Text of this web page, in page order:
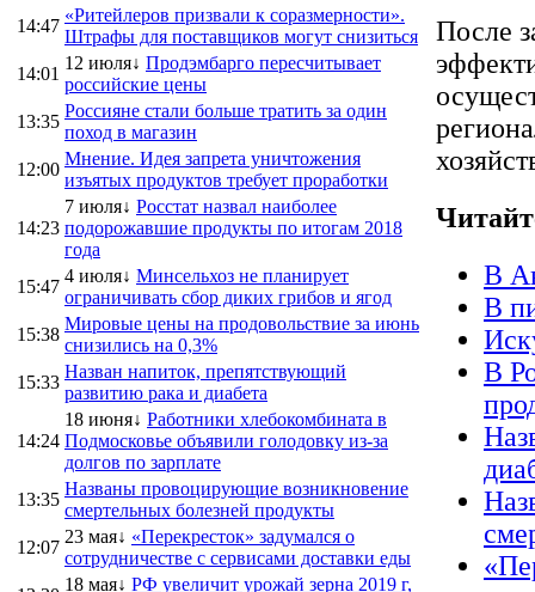
14:47
«Ритейлеров призвали к соразмерности».
Штрафы для поставщиков могут снизиться
14:01
12 июля↓ Продэмбарго пересчитывает
российские цены
13:35
Россияне стали больше тратить за один
поход в магазин
12:00
Мнение. Идея запрета уничтожения
изъятых продуктов требует проработки
14:23
7 июля↓ Росстат назвал наиболее
подорожавшие продукты по итогам 2018
года
15:47
4 июля↓ Минсельхоз не планирует
ограничивать сбор диких грибов и ягод
15:38
Мировые цены на продовольствие за июнь
снизились на 0,3%
15:33
Назван напиток, препятствующий
развитию рака и диабета
14:24
18 июня↓ Работники хлебокомбината в
Подмосковье объявили голодовку из-за
долгов по зарплате
13:35
Названы провоцирующие возникновение
смертельных болезней продукты
12:07
23 мая↓ «Перекресток» задумался о
сотрудничестве с сервисами доставки еды
18 мая↓ РФ увеличит урожай зерна 2019 г,
После
В
В
В